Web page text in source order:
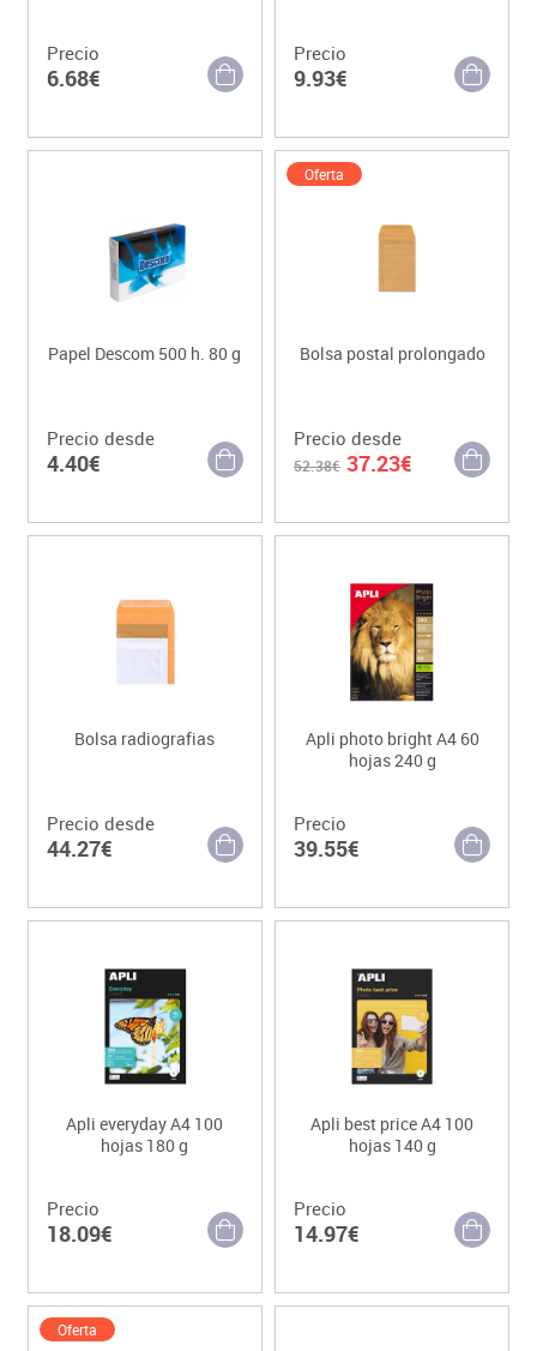
Precio
6.68€
Precio
9.93€
Papel Descom 500 h. 80 g
Precio desde
4.40€
Oferta
Bolsa postal prolongado
Precio desde
52.38€ 37.23€
Bolsa radiografias
Precio desde
44.27€
Apli photo bright A4 60
hojas 240 g
Precio
39.55€
Apli everyday A4 100
hojas 180 g
Precio
18.09€
Apli best price A4 100
hojas 140 g
Precio
14.97€
Oferta